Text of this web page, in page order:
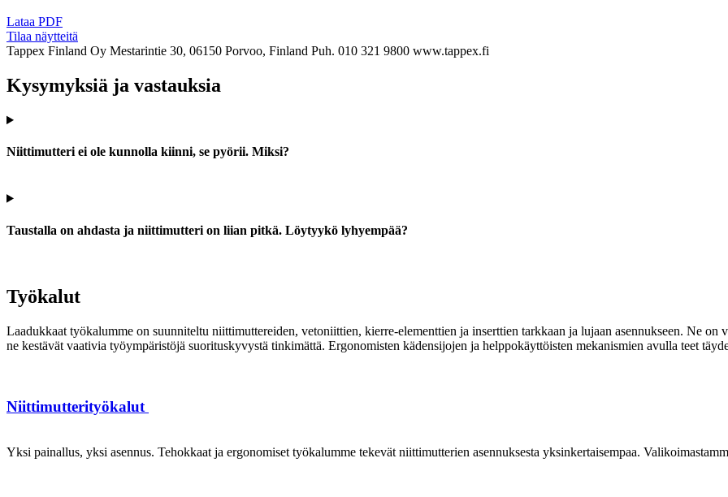
Lataa PDF
Tilaa näytteitä
Tappex Finland Oy Mestarintie 30, 06150 Porvoo, Finland Puh. 010 321 9800 www.tappex.fi
Kysymyksiä ja vastauksia
Niittimutteri ei ole kunnolla kiinni, se pyörii. Miksi?
Taustalla on ahdasta ja niittimutteri on liian pitkä. Löytyykö lyhyempää?
Työkalut
Laadukkaat työkalumme on suunniteltu niittimuttereiden, vetoniittien, kierre-elementtien ja inserttien tarkkaan ja lujaan asennukseen. Ne on
ne kestävät vaativia työympäristöjä suorituskyvystä tinkimättä. Ergonomisten kädensijojen ja helppokäyttöisten mekanismien avulla teet
Niittimutterityökalut
Yksi painallus, yksi asennus. Tehokkaat ja ergonomiset työkalumme tekevät niittimutterien asennuksesta yksinkertaisempaa.